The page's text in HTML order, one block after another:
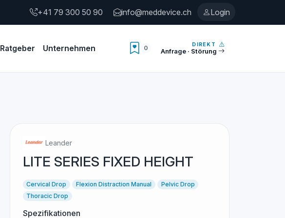
+41 79 300 50 90 info@meddevice.ch Login
Ratgeber Unternehmen 0Anzahl Merkliste
DIREKT
Anfrage · Störung
Leander
LITE SERIES FIXED HEIGHT
Cervical Drop Flexion Distraction Manual
Pelvic Drop
Thoracic Drop
Spezifikationen